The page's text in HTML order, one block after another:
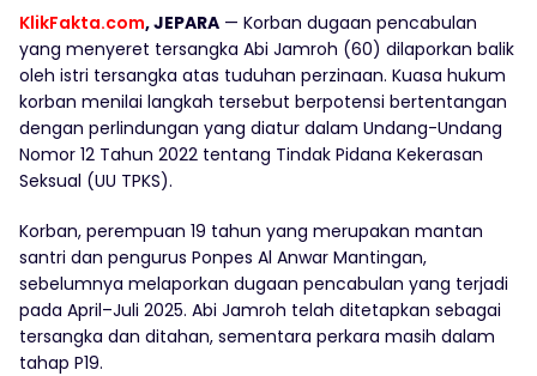
KlikFakta.com, JEPARA — Korban dugaan pencabulan
yang menyeret tersangka Abi Jamroh (60) dilaporkan balik
oleh istri tersangka atas tuduhan perzinaan. Kuasa hukum
korban menilai langkah tersebut berpotensi bertentangan
dengan perlindungan yang diatur dalam Undang-Undang
Nomor 12 Tahun 2022 tentang Tindak Pidana Kekerasan
Seksual (UU TPKS).
Korban, perempuan 19 tahun yang merupakan mantan
santri dan pengurus Ponpes Al Anwar Mantingan,
sebelumnya melaporkan dugaan pencabulan yang terjadi
pada April–Juli 2025. Abi Jamroh telah ditetapkan sebagai
tersangka dan ditahan, sementara perkara masih dalam
tahap P19.